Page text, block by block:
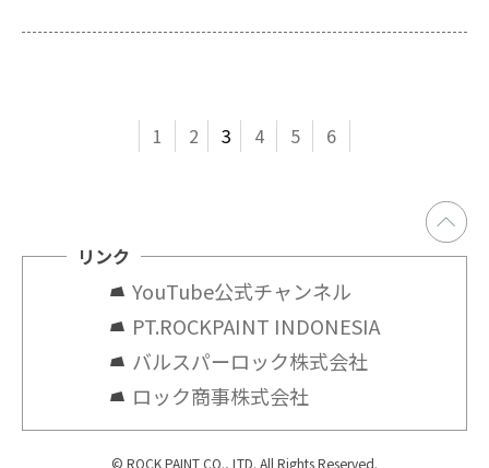
1 2 3 4 5 6
リンク
YouTube公式チャンネル
PT.ROCKPAINT INDONESIA
バルスパーロック株式会社
ロック商事株式会社
© ROCK PAINT CO., LTD. All Rights Reserved.